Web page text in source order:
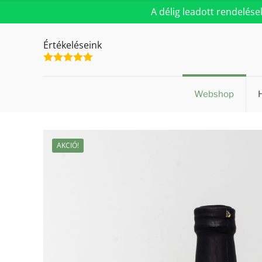
A délig leadott
Értékeléseink
Webshop
AKCIÓ!